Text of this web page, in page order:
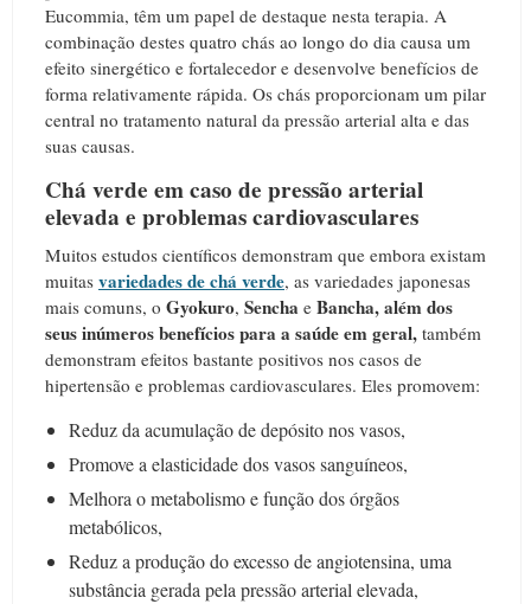
Eucommia, têm um papel de destaque nesta terapia. A
combinação destes quatro chás ao longo do dia causa um
efeito sinergético e fortalecedor e desenvolve benefícios de
forma relativamente rápida. Os chás proporcionam um pilar
central no tratamento natural da pressão arterial alta e das
suas causas.
Chá verde em caso de pressão arterial
elevada e problemas cardiovasculares
Muitos estudos científicos demonstram que embora existam
muitas variedades de chá verde, as variedades japonesas
mais comuns, o Gyokuro, Sencha e Bancha, além dos
seus inúmeros benefícios para a saúde em geral, também
demonstram efeitos bastante positivos nos casos de
hipertensão e problemas cardiovasculares. Eles promovem:
Reduz da acumulação de depósito nos vasos,
Promove a elasticidade dos vasos sanguíneos,
Melhora o metabolismo e função dos órgãos
metabólicos,
Reduz a produção do excesso de angiotensina, uma
substância gerada pela pressão arterial elevada,